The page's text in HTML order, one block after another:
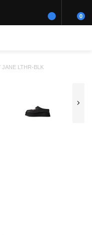
0
JANE LTHR-BLK